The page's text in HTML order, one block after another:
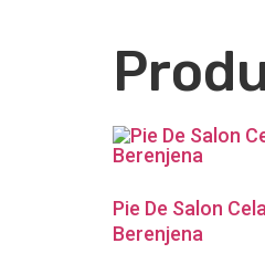
Pie De Salon
Berenjena